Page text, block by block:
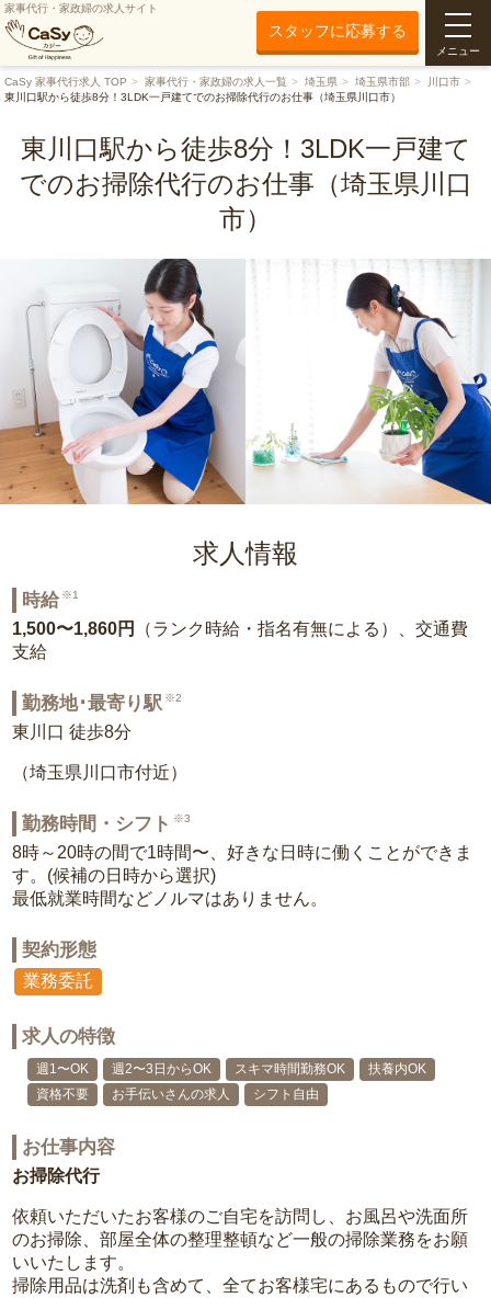
家事代行・家政婦の求人サイト
スタッフに応募する
メニュー
CaSy 家事代行求人 TOP 家事代行・家政婦の求人一覧 埼玉県 埼玉県市部
川口市
東川口駅から徒歩8分！3LDK一戸建てでのお掃除代行のお仕事（埼玉県川口市）
東川口駅から徒歩8分！3LDK一戸建て
でのお掃除代行のお仕事（埼玉県川口
市）
求人情報
時給 ※1
1,500〜1,860円
（ランク時給・指名有無による）、交通費
支給
勤務地･最寄り駅 ※2
東川口 徒歩8分
（埼玉県川口市付近）
勤務時間・シフト ※3
8時～20時の間で1時間〜、好きな日時に働くことができま
す。(候補の日時から選択)
最低就業時間などノルマはありません。
契約形態
業務委託
求人の特徴
週1〜OK 週2〜3日からOK スキマ時間勤務OK
扶養内OK
資格不要
お手伝いさんの求人 シフト自由
お仕事内容
お掃除代行
依頼いただいたお客様のご自宅を訪問し、お風呂や洗面所
のお掃除、部屋全体の整理整頓など一般の掃除業務をお願
いいたします。
掃除用品は洗剤も含めて、全てお客様宅にあるもので行い